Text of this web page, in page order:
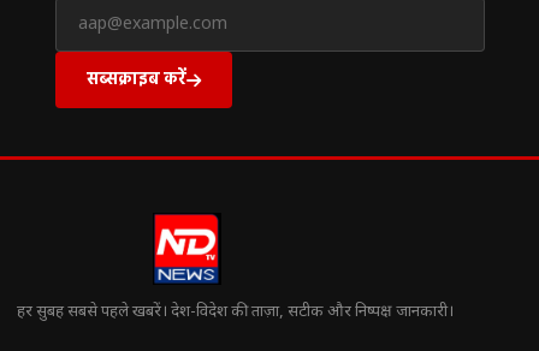
सब्सक्राइब करें
हर सुबह सबसे पहले खबरें। देश-विदेश की ताज़ा, सटीक और निष्पक्ष जानकारी।